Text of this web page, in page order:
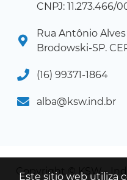
CNPJ: 11.273.466/
Rua Antônio
Brodowski-SP.
(16) 99371-1864
alba@ksw.ind.br
Copyright © KSW -
Este sitio web utiliza